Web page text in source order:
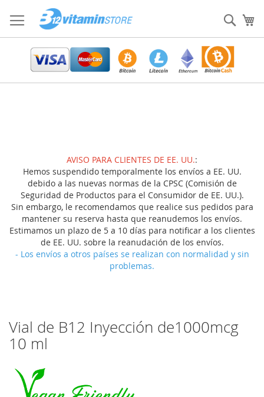
al
contenido
AVISO PARA CLIENTES DE EE. UU.:
Hemos suspendido temporalmente los envíos a EE. UU.
debido a las nuevas normas de la CPSC (Comisión de
Seguridad de Productos para el Consumidor de EE. UU.).
Sin embargo, le recomendamos que realice sus pedidos para
mantener su reserva hasta que reanudemos los envíos.
Estimamos un plazo de 5 a 10 días para notificar a los clientes
de EE. UU. sobre la reanudación de los envíos.
- Los envíos a otros países se realizan con normalidad y sin
problemas.
Vial de B12 Inyección de1000mcg
10 ml